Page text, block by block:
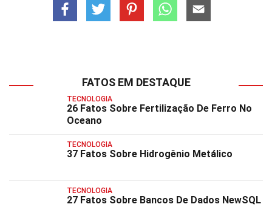
FATOS EM DESTAQUE
TECNOLOGIA
26 Fatos Sobre Fertilização De Ferro No
Oceano
TECNOLOGIA
37 Fatos Sobre Hidrogênio Metálico
TECNOLOGIA
27 Fatos Sobre Bancos De Dados NewSQL